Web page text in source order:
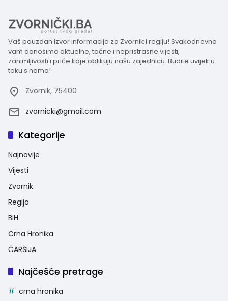
Vaš pouzdan izvor informacija za Zvornik i regiju! Svakodnevno
vam donosimo aktuelne, tačne i nepristrasne vijesti,
zanimljivosti i priče koje oblikuju našu zajednicu. Budite uvijek u
toku s nama!
Zvornik, 75400
zvornicki@gmail.com
Kategorije
Najnovije
Vijesti
Zvornik
Regija
BiH
Crna Hronika
ČARŠIJA
Najčešće pretrage
crna hronika